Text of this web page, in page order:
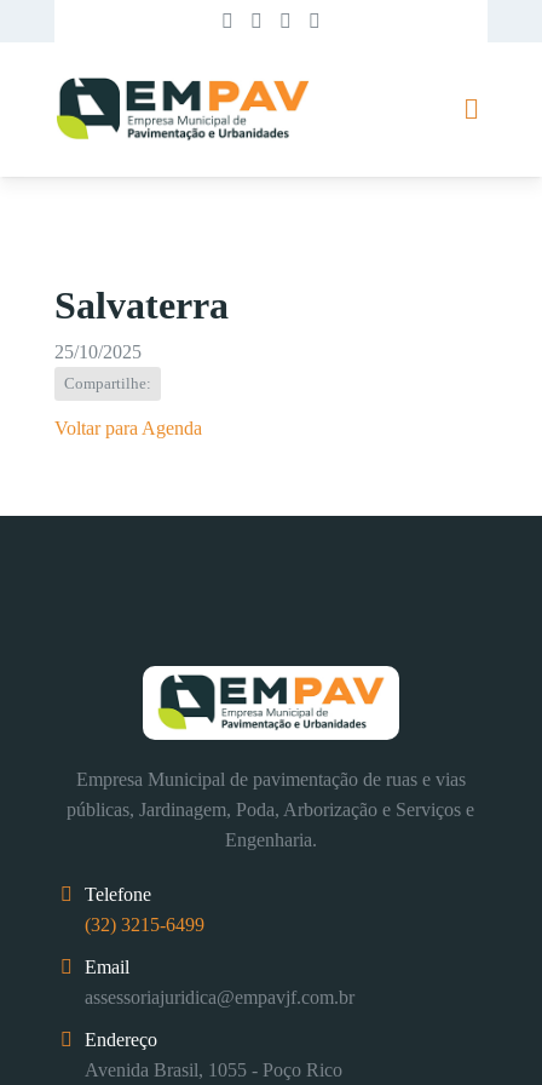
Salvaterra
25/10/2025
Compartilhe:
Voltar para Agenda
Empresa Municipal de pavimentação de ruas e vias
públicas, Jardinagem, Poda, Arborização e Serviços e
Engenharia.
Telefone
(32) 3215-6499
Email
assessoriajuridica@empavjf.com.br
Endereço
Avenida Brasil, 1055 - Poço Rico